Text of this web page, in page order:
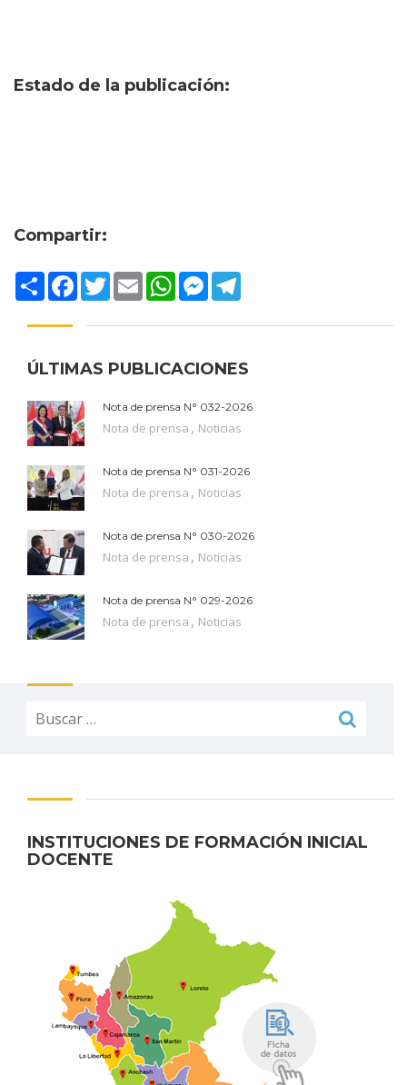
Estado de la publicación:
Compartir:
Compartir
Facebook
TwitterEmailWhatsAppMessenger
ÚLTIMAS PUBLICACIONES
Nota de prensa N° 032-2026
Nota de prensa , Noticias
Nota de prensa N° 031-2026
Nota de prensa , Noticias
Nota de prensa N° 030-2026
Nota de prensa , Noticias
Nota de prensa N° 029-2026
Nota de prensa , Noticias
Buscar:
INSTITUCIONES DE FORMACIÓN INICIAL
DOCENTE